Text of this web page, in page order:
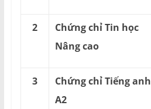
2
Chứng chỉ Tin học
Nâng cao
3
Chứng chỉ Tiếng anh
A2